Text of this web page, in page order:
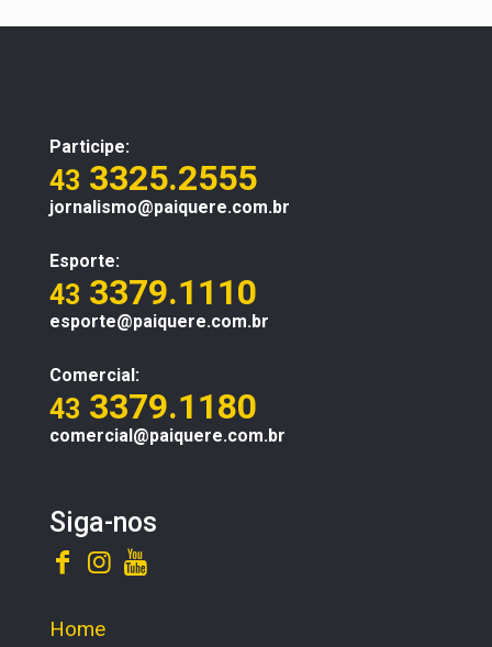
Participe:
43 3325.2555
jornalismo@paiquere.com.br
Esporte:
43 3379.1110
esporte@paiquere.com.br
Comercial:
43 3379.1180
comercial@paiquere.com.br
Siga-nos
Home